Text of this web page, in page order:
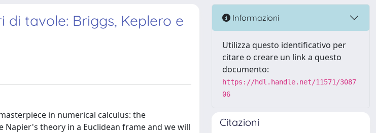
tavole: Briggs, Keplero e
in numerical calculus: the
theory in a Euclidean frame and we will
Informazioni
Utilizza questo identificativo per
citare o creare un link a questo
documento:
https://hdl.handle.net/11571/3087
06
Citazioni